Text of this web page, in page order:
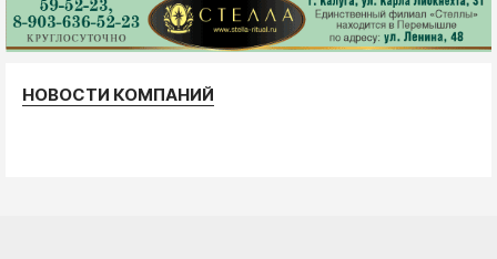
НОВОСТИ КОМПАНИЙ